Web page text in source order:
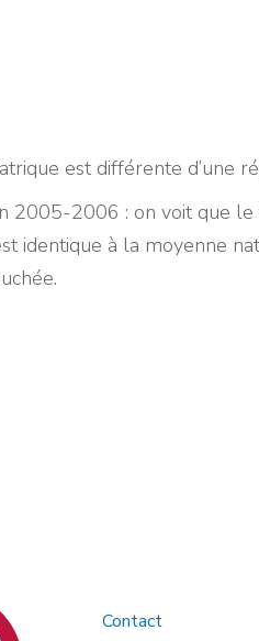
est différente d’une
2005-2006 : on voit que le
identique à la moyenne
Contact